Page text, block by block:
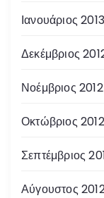
Ιανουάριος 2013
Δεκέμβριος
Νοέμβριος 2012
Οκτώβριος 2012
Σεπτέμβριος
Αύγουστος